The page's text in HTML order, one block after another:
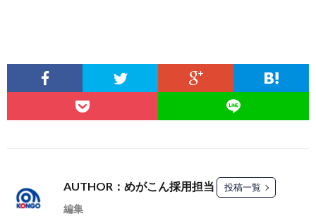
AUTHOR：めがこん採用担当 投稿一覧
編集